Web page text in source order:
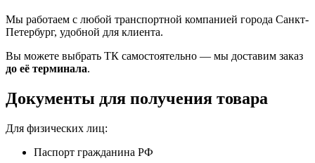
Мы работаем с любой транспортной компанией города Санкт-
Петербург, удобной для клиента.
Вы можете выбрать ТК самостоятельно — мы доставим заказ
до её терминала.
Документы для получения товара
Для физических лиц:
Паспорт гражданина РФ